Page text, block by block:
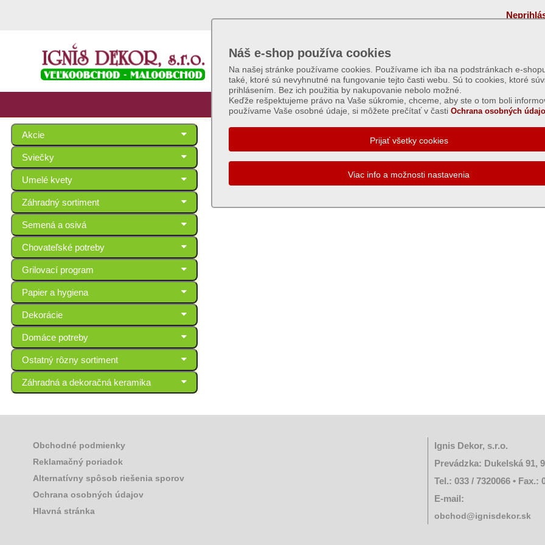
Náš e-shop používa cookies
Na našej stránke používame cookies. Používame ich iba na podstránkach e-
také, ktoré sú nevyhnutné na fungovanie tejto časti webu. Sú to cookies, ktoré
prihlásením. Bez ich použitia by nakupovanie nebolo možné.
Keďže rešpektujeme právo na Vaše súkromie, chceme, aby ste o tom boli
používame Vaše osobné údaje, si môžete prečítať v časti Ochrana osobných
Akcie
Sviečky
Umelé kvety
Záhradný sortiment
Semená a osivá
Chovateľské potreby
Grilovací program
Papier a hygiena
Dekorácie
Domáce potreby
Ostatný rôzny sortiment
Záhradná a dekoračná keramika
Obchodné podmienky
Reklamačný poriadok
Alternatívny spôsob riešenia sporov
Ochrana osobných údajov
Hlavná stránka
Ignis Dekor, s.r.o.
Prevádzka: Dukelská 91,
Tel.: 033 / 7320066 • Fax.:
E-mail:
obchod@ignisdekor.sk